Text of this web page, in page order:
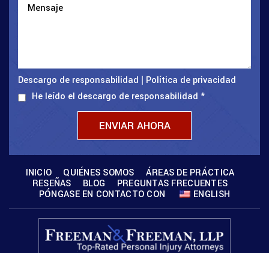
Descargo de responsabilidad
Política de privacidad
He leído el descargo de responsabilidad *
INICIO QUIÉNES SOMOS
ÁREAS DE PRÁCTICA
RESEÑAS
BLOG
PREGUNTAS FRECUENTES
PÓNGASE EN CONTACTO CON
ENGLISH